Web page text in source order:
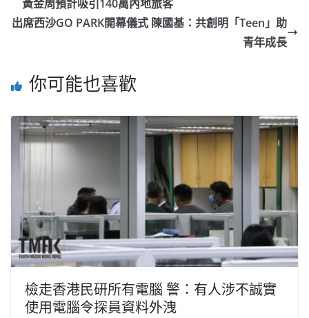
黃金周預計吸引140萬內地旅客
出席西沙GO PARK開幕儀式 陳國基：共創明「Teen」助
青年成長
你可能也喜歡
檢走香港民研所有電腦 警：有人涉不誠實
使用電腦令探員資料外洩